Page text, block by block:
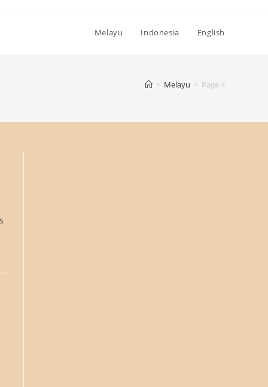
Melayu Indonesia English
> Melayu > Page 4